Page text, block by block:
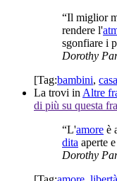
“Il miglior
rendere l'
sgonfiare i
Dorothy
[Tag:bambini, casa
La trovi in Altre
di più su questa
“L'amore è
dita aperte
Dorothy